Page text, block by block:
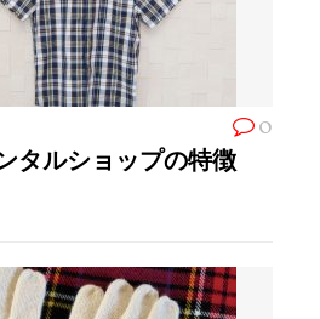
0
タルショップの特徴